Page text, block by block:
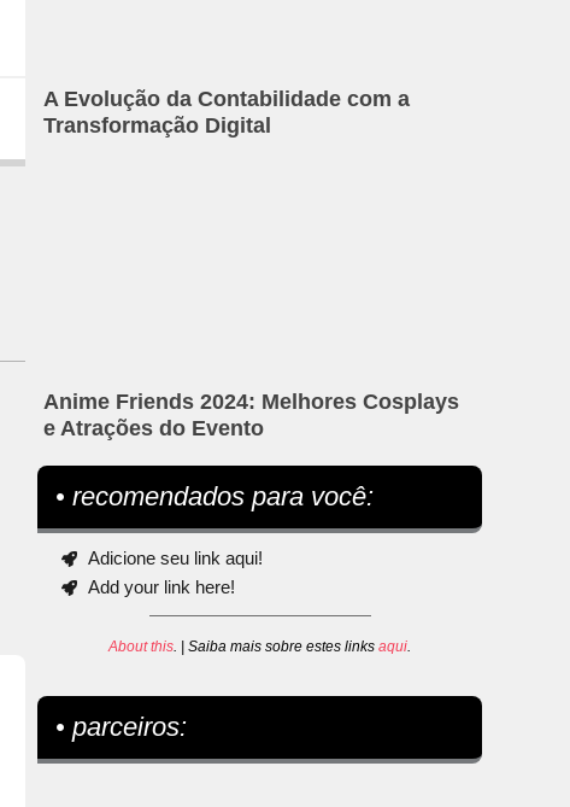
A Evolução da Contabilidade com a
Transformação Digital
Anime Friends 2024: Melhores Cosplays
e Atrações do Evento
• recomendados para você:
Adicione seu link aqui!
Add your link here!
About this. | Saiba mais sobre estes linksaqui.
• parceiros: